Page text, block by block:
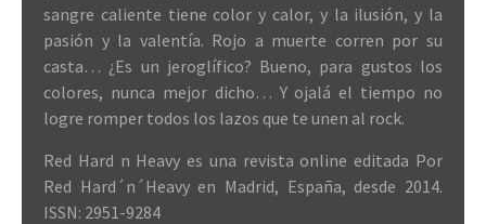
sangre caliente tiene color y calor, y la ilusión, y la
pasión y la valentía. Rojo a muerte corren por su
casta… ¿Es un jeroglífico? Bueno, para gustos los
colores, nunca mejor dicho… Y ojalá el tiempo no
logre romper todos los lazos que te unen al rock.
Red Hard n Heavy es una revista online editada Por
Red Hard´n´Heavy en Madrid, España, desde 2014.
ISSN: 2951-9284